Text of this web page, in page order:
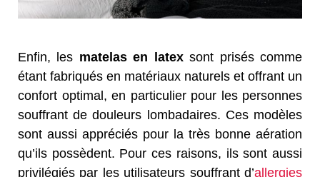
Enfin, les matelas en latexsont prisés comme
étant fabriqués en matériaux naturels et offrant un
confort optimal, en particulier pour les personnes
souffrant de douleurs lombadaires. Ces modèles
sont aussi appréciés pour la très bonne aération
qu’ils possèdent. Pour ces raisons, ils sont aussi
privilégiés par les utilisateurs souffrant d’allergies